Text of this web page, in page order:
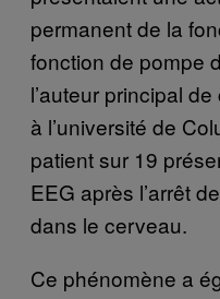
permanent de la
fonction de pompe
l’auteur principal
à l’université de
patient sur 19
EEG après l’arrêt
dans le cerveau.
Ce phénomène a